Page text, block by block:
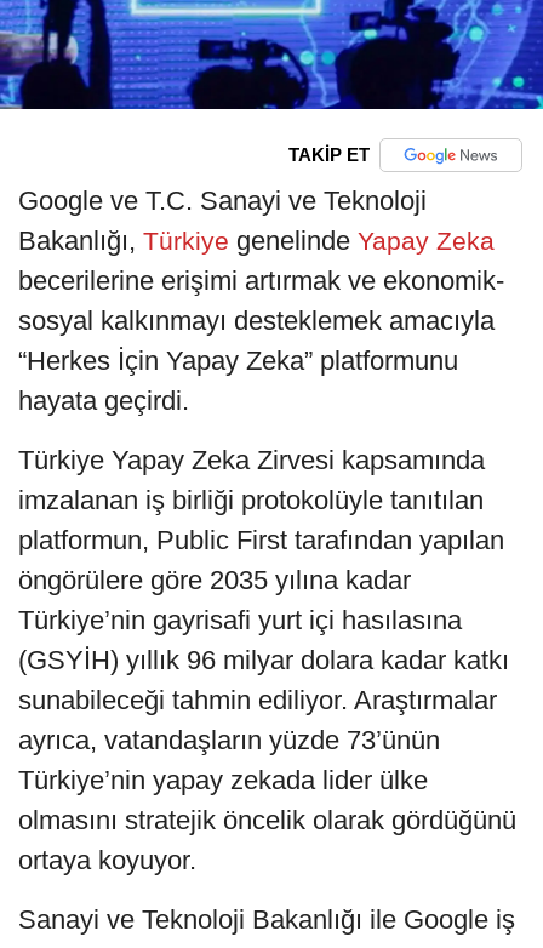
TAKİP ET
Google ve T.C. Sanayi ve Teknoloji
Bakanlığı, Türkiye genelinde Yapay Zeka
becerilerine erişimi artırmak ve ekonomik-
sosyal kalkınmayı desteklemek amacıyla
“Herkes İçin Yapay Zeka” platformunu
hayata geçirdi.
Türkiye Yapay Zeka Zirvesi kapsamında
imzalanan iş birliği protokolüyle tanıtılan
platformun, Public First tarafından yapılan
öngörülere göre 2035 yılına kadar
Türkiye’nin gayrisafi yurt içi hasılasına
(GSYİH) yıllık 96 milyar dolara kadar katkı
sunabileceği tahmin ediliyor. Araştırmalar
ayrıca, vatandaşların yüzde 73’ünün
Türkiye’nin yapay zekada lider ülke
olmasını stratejik öncelik olarak gördüğünü
ortaya koyuyor.
Sanayi ve Teknoloji Bakanlığı ile Google iş